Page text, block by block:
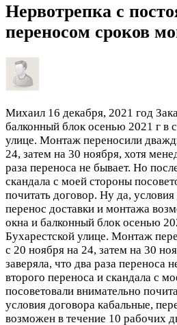
Нервотрепка с
переносом сроков
Михаил 16 декабря, 2021 год
балконный блок осенью 2021 г в
улице. Монтаж переносили
24, затем на 30 ноября, хотя
раза переноса не бывает. Но
скандала с моей стороны
почитать договор. Ну да,
перенос доставки и монтажа
окна и балконный блок осенью
Бухарестской улице. Монтаж
с 20 ноября на 24, затем на 30
заверяла, что два раза переноса
второго переноса и скандала с
посоветовали внимательно
условия договора кабальные,
возможен в течение 10 рабочих